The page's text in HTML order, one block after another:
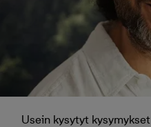
Usein kysytyt kysymykset